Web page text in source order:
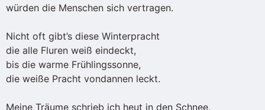
würden die Menschen sich vertragen.
Nicht oft gibt’s diese Winterpracht
die alle Fluren weiß eindeckt,
bis die warme Frühlingssonne,
die weiße Pracht vondannen leckt.
Meine Träume schrieb ich heut in den Schnee,